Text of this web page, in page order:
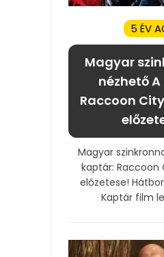
5 ÉV
Magyar
nézhető
Raccoon
Magyar
kaptár: Raccoon
előzetese!
Kaptár film